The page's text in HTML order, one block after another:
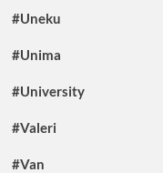
#Uneku
#Unima
#University
#Valeri
#Van